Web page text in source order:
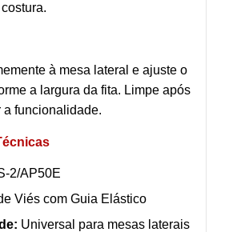
à mesa lateral e ajuste o
a largura da fita. Limpe após
a funcionalidade.
2/AP50E
Viés com Guia Elástico
Universal para mesas laterais